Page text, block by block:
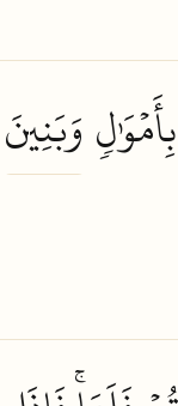
بِأَمۡوَٰلٖوَبَنِينَ